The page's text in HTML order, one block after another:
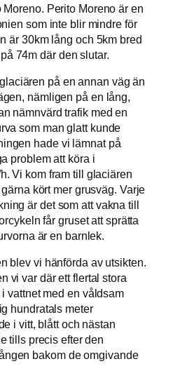
Perito Moreno är en
som inte blir mindre för
är 30km lång och 5km bred
74m där den slutar.
på en annan väg än
nämligen på en lång,
nämnvärd trafik med en
som man glatt kunde
hade vi lämnat på
problem att köra i
Vi kom fram till glaciären
kört mer grusväg. Varje
är det som att vakna till
får gruset att sprätta
är en barnlek.
blev vi hänförda av utsikten.
vi var där ett flertal stora
vattnet med en våldsam
hundratals meter
i vitt, blått och nästan
tills precis efter den
bakom de omgivande